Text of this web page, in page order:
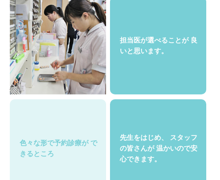
担当医が選べることが良
いと思います。
色々な形で予約診療がで
きるところ
先生をはじめ、
スタッフ
の皆さんが温かいので安
心できます。